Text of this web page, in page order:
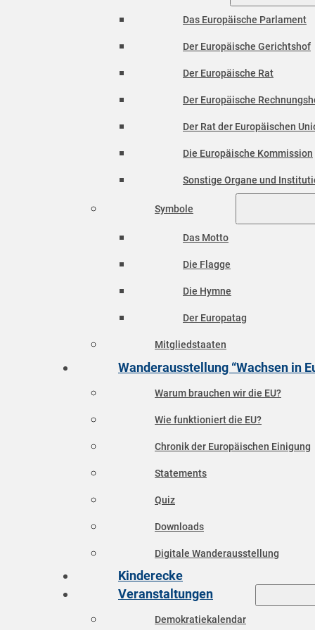
Das Europäische Parlament
Der Europäische Gerichtshof
Der Europäische Rat
Der Europäische
Der Rat der Europäischen
Die Europäische Kommission
Sonstige Organe und
Symbole
Das Motto
Die Flagge
Die Hymne
Der Europatag
Mitgliedstaaten
Wanderausstellung “Wachsen in
Warum brauchen wir die EU?
Wie funktioniert die EU?
Chronik der Europäischen Einigung
Statements
Quiz
Downloads
Digitale Wanderausstellung
Kinderecke
Veranstaltungen
Demokratiekalendar